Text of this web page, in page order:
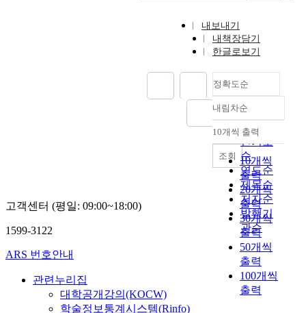
내보내기
내책장담기
한글로보기
정확도순
정확도
순
인기도
순
연도순
제목순
저자순
발행기
관순
내림차순
내림차순
10개씩 출력
10개씩
출력
20개씩
출력
30개씩
출력
50개씩
출력
100개씩
출력
조회
고객센터 (평일: 09:00~18:00)
1599-3122
ARS 번호안내
관련누리집
대학공개강의(KOCW)
학술정보통계시스템(Rinfo)